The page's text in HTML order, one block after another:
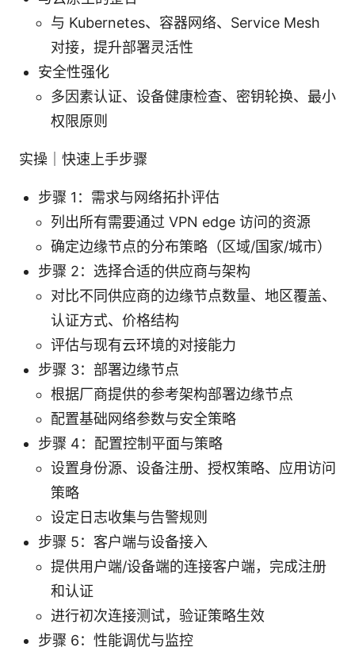
与 Kubernetes、容器网络、Service Mesh
对接，提升部署灵活性
安全性强化
多因素认证、设备健康检查、密钥轮换、最小
权限原则
实操｜快速上手步骤
步骤 1：需求与网络拓扑评估
列出所有需要通过 VPN edge 访问的资源
确定边缘节点的分布策略（区域/国家/城市）
步骤 2：选择合适的供应商与架构
对比不同供应商的边缘节点数量、地区覆盖、
认证方式、价格结构
评估与现有云环境的对接能力
步骤 3：部署边缘节点
根据厂商提供的参考架构部署边缘节点
配置基础网络参数与安全策略
步骤 4：配置控制平面与策略
设置身份源、设备注册、授权策略、应用访问
策略
设定日志收集与告警规则
步骤 5：客户端与设备接入
提供用户端/设备端的连接客户端，完成注册
和认证
进行初次连接测试，验证策略生效
步骤 6：性能调优与监控